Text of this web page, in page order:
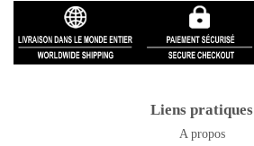
Liens pratiques
A propos